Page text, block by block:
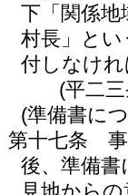
下「関係地
村長」とい
付しなけ
(平二
(準備書に
第十七条
後、準備